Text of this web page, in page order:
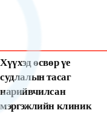
Хүүхэд өсвөр үе
судлалын тасаг
нарийвчилсан
мэргэжлийн клиник